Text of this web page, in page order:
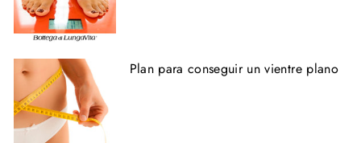
Plan para conseguir un vientre plano